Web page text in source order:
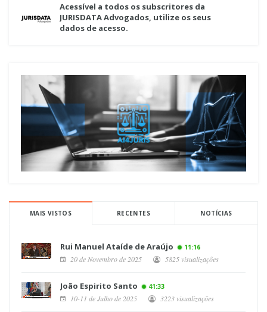
Acessível a todos os subscritores da
JURISDATA Advogados, utilize os seus
dados de acesso.
MAIS VISTOS RECENTES NOTÍCIAS
Rui Manuel Ataíde de Araújo 11:16
20 de Novembro de 2025 5825 visualizações
João Espirito Santo 41:33
10-11 de Julho de 2025 3223 visualizações